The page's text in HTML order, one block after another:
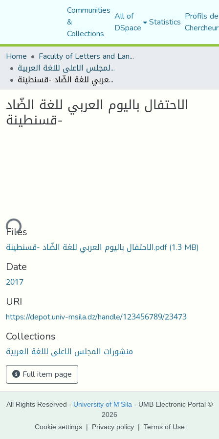
Communities
&
Collections
All of
DSpace Statistics Profils
Home
Faculty of Letters and Languages
منشورات المجلس الاعلى لللغة العربية
الاحتفال باليوم العربي للغة الضّاد -قسنطينة
الاحتفال باليوم العربي للغة الضّاد
-قسنطينة
Files
الاحتفال باليوم العربي للغة الضّاد -قسنطينة.pdf(1.3 MB)
Date
2017
URI
https://depot.univ-msila.dz/handle/123456789/23473
Collections
منشورات المجلس الاعلى لللغة العربية
Full item page
All Rights Reserved - University of M'Sila - UMB Electronic Portal ©
2026
Cookie settings | Privacy policy | Terms of Use